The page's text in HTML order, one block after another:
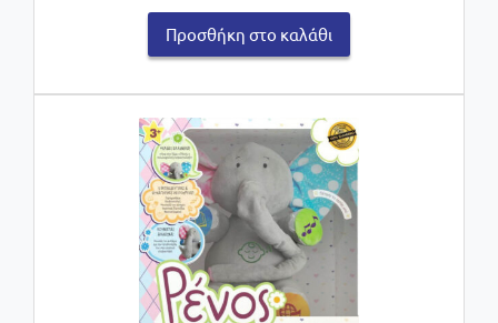
Προσθήκη στο καλάθι